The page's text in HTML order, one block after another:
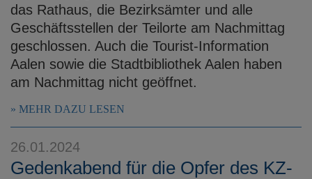
das Rathaus, die Bezirksämter und alle
Geschäftsstellen der Teilorte am Nachmittag
geschlossen. Auch die Tourist-Information
Aalen sowie die Stadtbibliothek Aalen haben
am Nachmittag nicht geöffnet.
MEHR DAZU LESEN
26.01.2024
Gedenkabend für die Opfer des KZ-